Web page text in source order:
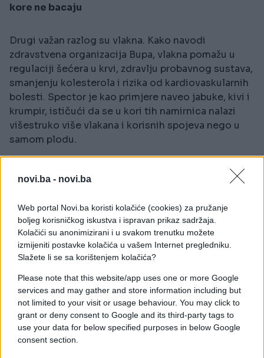
novi.ba - novi.ba
Web portal Novi.ba koristi kolačiće (cookies) za pružanje
boljeg korisničkog iskustva i ispravan prikaz sadržaja.
Kolačići su anonimizirani i u svakom trenutku možete
izmijeniti postavke kolačića u vašem Internet pregledniku.
Slažete li se sa korištenjem kolačića?
Please note that this website/app uses one or more Google
services and may gather and store information including but
not limited to your visit or usage behaviour. You may click to
grant or deny consent to Google and its third-party tags to
use your data for below specified purposes in below Google
consent section.
kore ne bacaju
Drugi važan razlog su vlakna. Kako navodi
zdravstvena organizacija Bupa, vlakna pomažu u
regulaciji šećera u krvi, zdravlju probavnog sustava,
smanjenju kolesterola i rizika od kardiovaskularnih
bolesti. Spector je kao primjere naveo jabuke, kivi i
krumpir, ističući da se u kori tih namirnica nalazi
višestruko više vlakana i korisnih spojeva nego u
samom plodu.
kore ne bacaju. Predlaže da se iskoriste tako da se
se dobiva jednostavan i ukusan zalogaj. Njegove
tvrdnje podupiru i znanstvena istraživanja koja
potvrđuju da se u kori brojnih vrsta voća i povrća
nalaze vrijedni bioaktivni spojevi i dijetalna vlakna
važna za nutritivnu kvalitetu hrane, piše Index.hr.